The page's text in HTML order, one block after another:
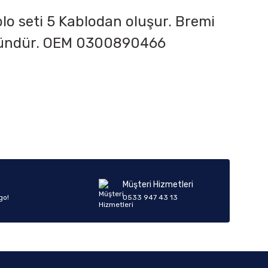
seti 5 Kablodan oluşur. Bremi
OEM 0300890466
Müşteri Hizmetleri
0533 947 43 13